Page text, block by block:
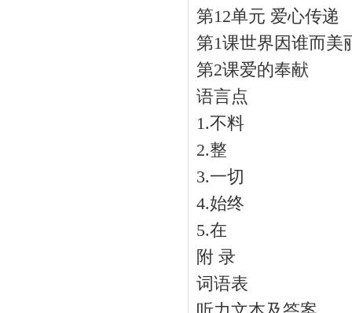
第12单元 爱心传递
第1课世界因谁而美
第2课爱的奉献
语言点
1.不料
2.整
3.一切
4.始终
5.在
附 录
词语表